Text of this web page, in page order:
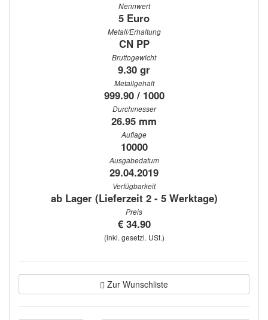
Nennwert
5 Euro
Metall/Erhaltung
CN PP
Bruttogewicht
9.30 gr
Metallgehalt
999.90 / 1000
Durchmesser
26.95 mm
Auflage
10000
Ausgabedatum
29.04.2019
Verfügbarkeit
ab Lager (Lieferzeit 2 - 5 Werktage)
Preis
€ 34.90
(inkl. gesetzl. USt.)
Zur Wunschliste